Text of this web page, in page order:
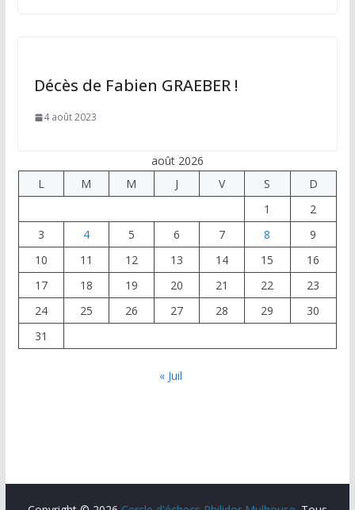
Décès de Fabien GRAEBER !
4 août 2023
août 2026
L
M M J V S
D
1
2
3
4 5 6 7 8
9
10
11 12 13 14 15
16
17
18 19 20 21 22
23
24
25 26 27 28 29
30
31
« Juil